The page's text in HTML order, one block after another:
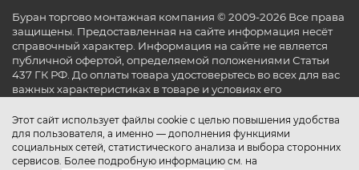
Этот сайт использует файлы cookie с целью повышения удобства
для пользователя, а именно — дополнения функциями
социальных сетей, статистического анализа и выбора сторонних
сервисов. Более подробную информацию см. на
Буран торгово монтажная компания © 2009-2026 Все права
защищены. Предоставленная на сайте информация несёт
справочный характер. Информация на сайте не является
публичной офертой, определяемой положениями Статьи
437 ГК РФ. До оплаты товара удостоверьтесь во всех для вас
важных характеристиках в товаре и условиях его